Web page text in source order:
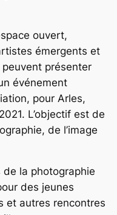
ouvert,
émergents et
présenter
événement
pour Arles,
L’objectif est de
de l’image
la photographie
des jeunes
et autres rencontres